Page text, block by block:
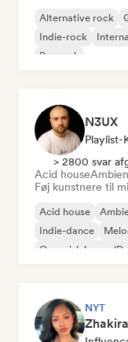
Alternative rock
Indie-rock
Poprock
N3UX
Playlist-
> 2800 svar
Acid house
Føj kunstnere til
Acid house
Indie-dance
Organisk house/
NYT